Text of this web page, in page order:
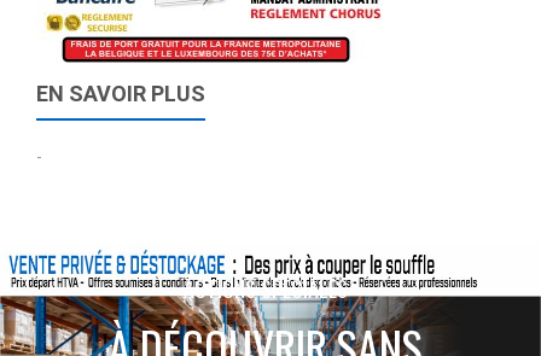
EN SAVOIR PLUS
-
ACTIONS SPÉCIALES